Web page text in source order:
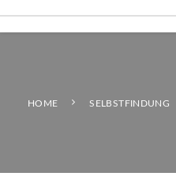
HOME SELBSTFINDUNG